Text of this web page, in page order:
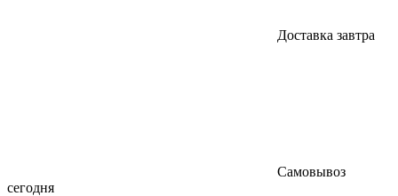
Доставка завтра
Самовывоз
сегодня